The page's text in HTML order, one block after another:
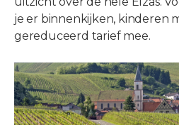
je er binnenkijken, kinderen
gereduceerd tarief mee.